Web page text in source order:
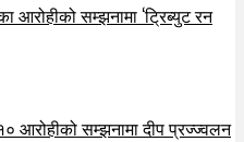
आरोहीको सम्झनामा ‘ट्रिब्युट रन
आरोहीको सम्झनामा दीप प्रज्ज्वलन